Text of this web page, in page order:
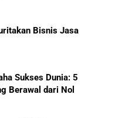
B50: Mampukah
Sukses Dunia: 5
STA Group,